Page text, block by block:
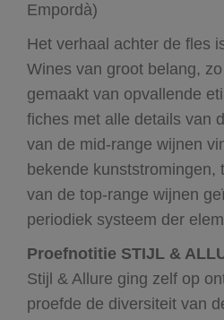
Empordà)
Het verhaal achter de fles
Wines van groot belang,
gemaakt van opvallende
fiches met alle details van
van de mid-range wijnen
bekende kunststromingen,
van de top-range wijnen
periodiek systeem der
Proefnotitie STIJL &
Stijl & Allure ging zelf op
proefde de diversiteit van